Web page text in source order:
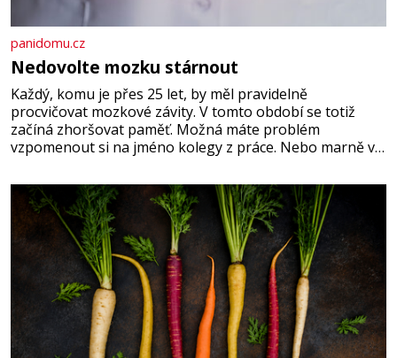
panidomu.cz
Nedovolte mozku stárnout
Každý, komu je přes 25 let, by měl pravidelně
procvičovat mozkové závity. V tomto období se totiž
začíná zhoršovat paměť. Možná máte problém
vzpomenout si na jméno kolegy z práce. Nebo marně v
Je to opravdu tak, s věkem jako kdyby se paměť
rozhodla stávkovat. Cvičte